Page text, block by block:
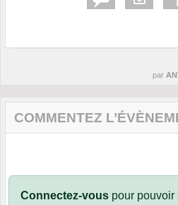
par
COMMENTEZ
Connectez-vous pour pouvoir